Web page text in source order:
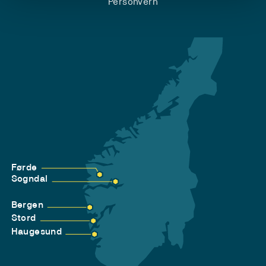
Førde
Sogndal
Bergen
Stord
Haugesund